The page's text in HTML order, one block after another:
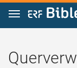
Zum Inhalt springen